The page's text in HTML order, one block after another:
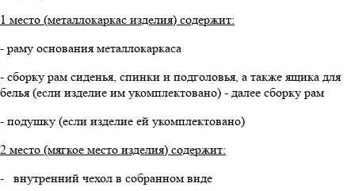
1 место (металлокаркас изделия) содержит:
- раму основания металлокаркаса
- сборку рам сиденья, спинки и подголовья, а также ящика для
белья (если изделие им укомплектовано) - далее сборку рам
- подушку (если изделие ей укомплектовано)
2 место (мягкое место изделия) содержит:
- внутренний чехол в собранном виде